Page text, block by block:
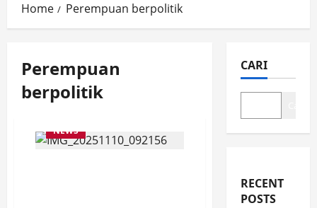
Home Perempuan berpolitik
Perempuan
berpolitik
NEWS
CARI
RECENT
POSTS